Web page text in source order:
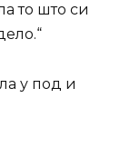
то што си
у под и